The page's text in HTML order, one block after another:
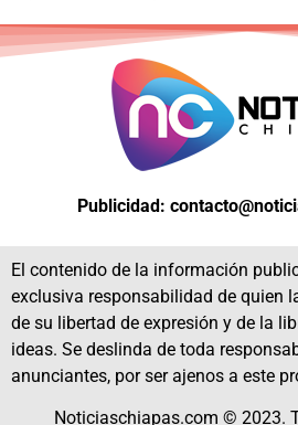
Publicidad:
El contenido de la información
exclusiva responsabilidad de quien
de su libertad de expresión y de la
ideas. Se deslinda de toda
anunciantes, por ser ajenos a este
Noticiaschiapas.com © 2023.